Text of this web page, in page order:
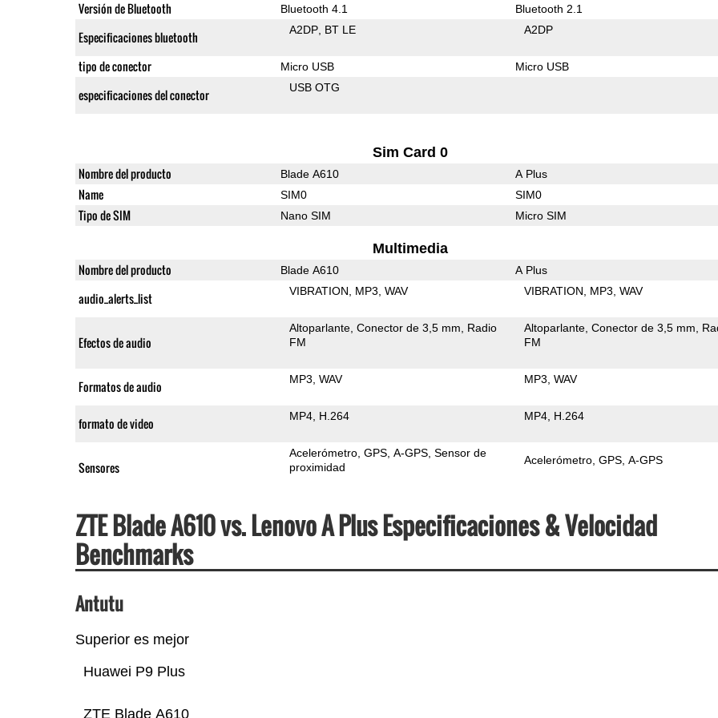
Versión de Bluetooth Bluetooth 4.1 Bluetooth 2.1
Especificaciones bluetooth A2DP BT LE A2DP
tipo de conector Micro USB Micro USB
especificaciones del conector USB OTG
Sim Card 0
Nombre del producto Blade A610 A Plus
Name SIM0 SIM0
Tipo de SIM Nano SIM Micro SIM
Multimedia
Nombre del producto Blade A610 A Plus
audio_alerts_list VIBRATION MP3 WAV VIBRATION MP3 WAV
Efectos de audio
Altoparlante Conector de 3,5 mm
Radio
FM
Altoparlante Conector de 3,5 mm
FM
Formatos de audio MP3 WAV MP3 WAV
formato de video MP4 H.264 MP4 H.264
Sensores
Acelerómetro GPS A-GPS Sensor de
proximidad
Acelerómetro GPS A-GPS
ZTE Blade A610 vs. Lenovo A Plus Especificaciones & Velocidad
Benchmarks
Antutu
Superior es mejor
ZTE Blade A610
Huawei P9 Plus